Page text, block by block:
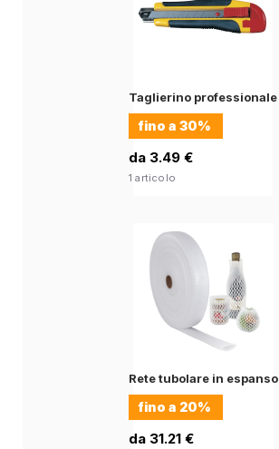
Taglierino professionale
fino a 30%
da 3.49 €
1 articolo
Rete tubolare in espanso
fino a 20%
da 31.21 €